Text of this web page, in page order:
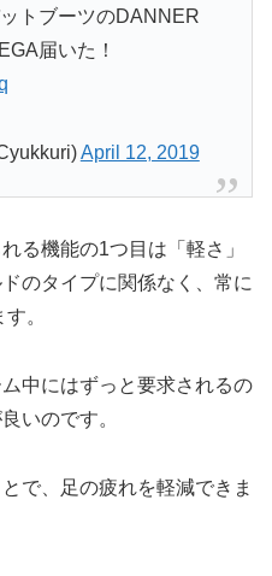
トブーツのDANNER
届いた！
April 12, 2019
る機能の1つ目は「軽さ」
のタイプに関係なく、常に
。
中にはずっと要求されるの
いのです。
で、足の疲れを軽減できま